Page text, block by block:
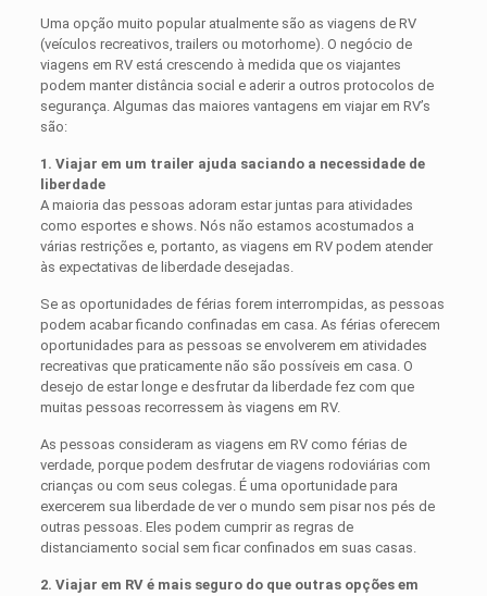
Uma opção muito popular atualmente são as viagens de RV
(veículos recreativos, trailers ou motorhome). O negócio de
viagens em RV está crescendo à medida que os viajantes
podem manter distância social e aderir a outros protocolos de
segurança. Algumas das maiores vantagens em viajar em RV’s
são:
1. Viajar em um trailer ajuda saciando a necessidade de
liberdade
A maioria das pessoas adoram estar juntas para atividades
como esportes e shows. Nós não estamos acostumados a
várias restrições e, portanto, as viagens em RV podem atender
às expectativas de liberdade desejadas.
Se as oportunidades de férias forem interrompidas, as pessoas
podem acabar ficando confinadas em casa. As férias oferecem
oportunidades para as pessoas se envolverem em atividades
recreativas que praticamente não são possíveis em casa. O
desejo de estar longe e desfrutar da liberdade fez com que
muitas pessoas recorressem às viagens em RV.
As pessoas consideram as viagens em RV como férias de
verdade, porque podem desfrutar de viagens rodoviárias com
crianças ou com seus colegas. É uma oportunidade para
exercerem sua liberdade de ver o mundo sem pisar nos pés de
outras pessoas. Eles podem cumprir as regras de
distanciamento social sem ficar confinados em suas casas.
2. Viajar em RV é mais seguro do que outras opções em